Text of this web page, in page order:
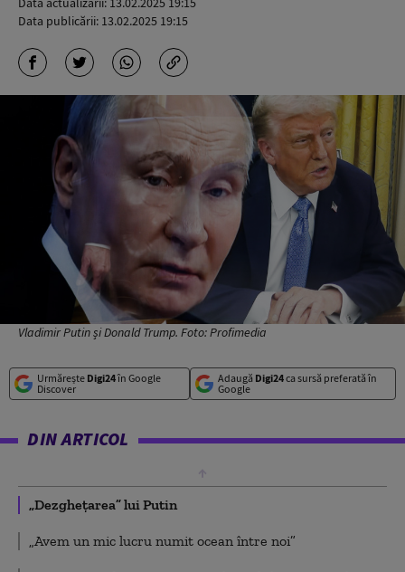
Data publicării: 13.02.2025 19:15
Vladimir Putin și Donald Trump. Foto: Profimedia
Urmărește Digi24în Google
Discover
Adaugă Digi24ca sursă preferată în
Google
DIN ARTICOL
„Dezghețarea” lui Putin
„Avem un mic lucru numit ocean între noi”